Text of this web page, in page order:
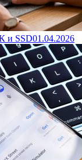
и SSD01.04.2026